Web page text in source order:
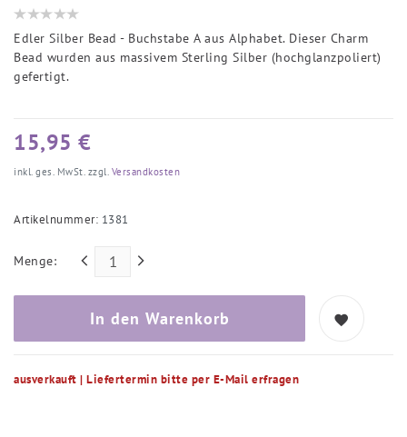
Edler Silber Bead - Buchstabe A aus Alphabet. Dieser Charm
Bead wurden aus massivem Sterling Silber (hochglanzpoliert)
gefertigt.
15,95 €
inkl. ges. MwSt. zzgl. Versandkosten
Artikelnummer: 1381
Menge:
In den Warenkorb
ausverkauft | Liefertermin bitte per E-Mail erfragen